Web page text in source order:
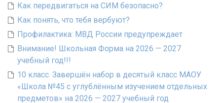
Как передвигаться на СИМ безопасно?
Как понять, что тебя вербуют?
Профилактика: МВД России предупреждает
Внимание! Школьная Форма на 2026 — 2027
учебный год!!!
10 класс. Завершён набор в десятый класс МАОУ
«Школа №45 с углублённым изучением отдельных
предметов» на 2026 — 2027 учебный год